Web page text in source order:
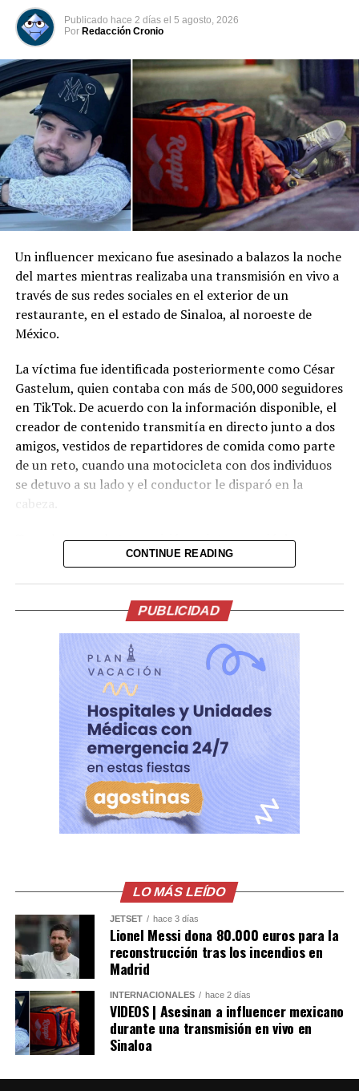
siniestro permanecen bajo investigación.
Comparte esto:
Facebook
Me gusta esto:
Publicado hace 2 días el 5 agosto, 2026
Por Redacción Cronio
Un influencer mexicano fue asesinado a balazos la noche
del martes mientras realizaba una transmisión en vivo a
través de sus redes sociales en el exterior de un
restaurante, en el estado de Sinaloa, al noroeste de
México.
La víctima fue identificada posteriormente como César
Gastelum, quien contaba con más de 500,000 seguidores
en TikTok. De acuerdo con la información disponible, el
creador de contenido transmitía en directo junto a dos
amigos, vestidos de repartidores de comida como parte
de un reto, cuando una motocicleta con dos individuos
se detuvo a su lado y el conductor le disparó en la
cabeza.
Tras el ataque, la transmisión se interrumpió de
inmediato. Posteriormente, el video fue retirado de la
parte de la grabación y han difundido imágenes del
hecho.
Lo presentían,
momentos antes de la
ejecución en medio de
una transmision en vivo
del Influencer César
Gastélum en Culiacán,
ya habian visto a los
MÁS AQUÍ
https://t.co/PUSHvHC3I7
pic.twitter.com/7xlTBAQ77c
— Blog del Narco
México
(@blogdelnarcomx)
August 5, 2026
CONTINUE READING
PUBLICIDAD
LO MÁS LEÍDO
JETSET hace 3 días
Lionel Messi dona 80.000 euros para la
reconstrucción tras los incendios en
Madrid
INTERNACIONALES hace 2 días
VIDEOS | Asesinan a influencer mexicano
durante una transmisión en vivo en
Sinaloa